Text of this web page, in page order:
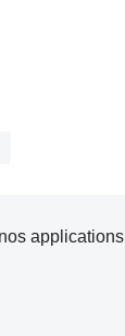
applications